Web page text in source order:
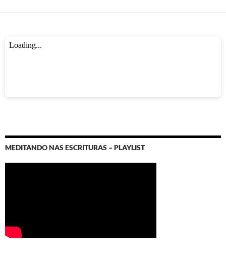
MEDITANDO NAS ESCRITURAS – PLAYLIST